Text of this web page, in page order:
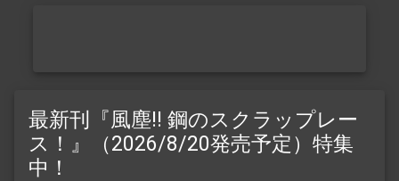
最新刊『風塵!! 鋼のスクラップレー
ス！』（2026/8/20発売予定）特集
中！